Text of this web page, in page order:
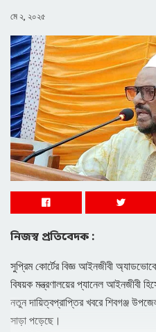
মে ২, ২০২৫
নিজস্ব প্রতিবেদক :
সুপ্রিম কোর্টের বিজ্ঞ আইনজীবী
বিষয়ক মন্ত্রণালয়ের প্যানেল আইনজীবী
নতুন দায়িত্বপ্রাপ্তির খবরে শিবগঞ্জ
সাড়া পড়েছে।